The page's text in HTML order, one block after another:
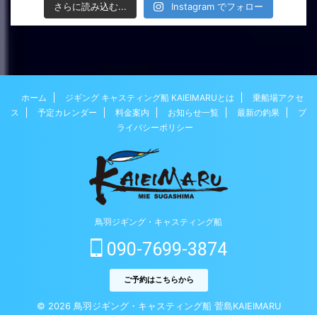
さらに読み込む... Instagram でフォロー
ホーム ジギング キャスティング船 KAIEIMARUとは
乗船場アクセ
ス
予定カレンダー 料金案内 お知らせ一覧 最新の釣果
プ
ライバシーポリシー
鳥羽ジギング・キャスティング船
090-7699-3874
ご予約はこちらから
© 2026 鳥羽ジギング・キャスティング船 菅島KAIEIMARU